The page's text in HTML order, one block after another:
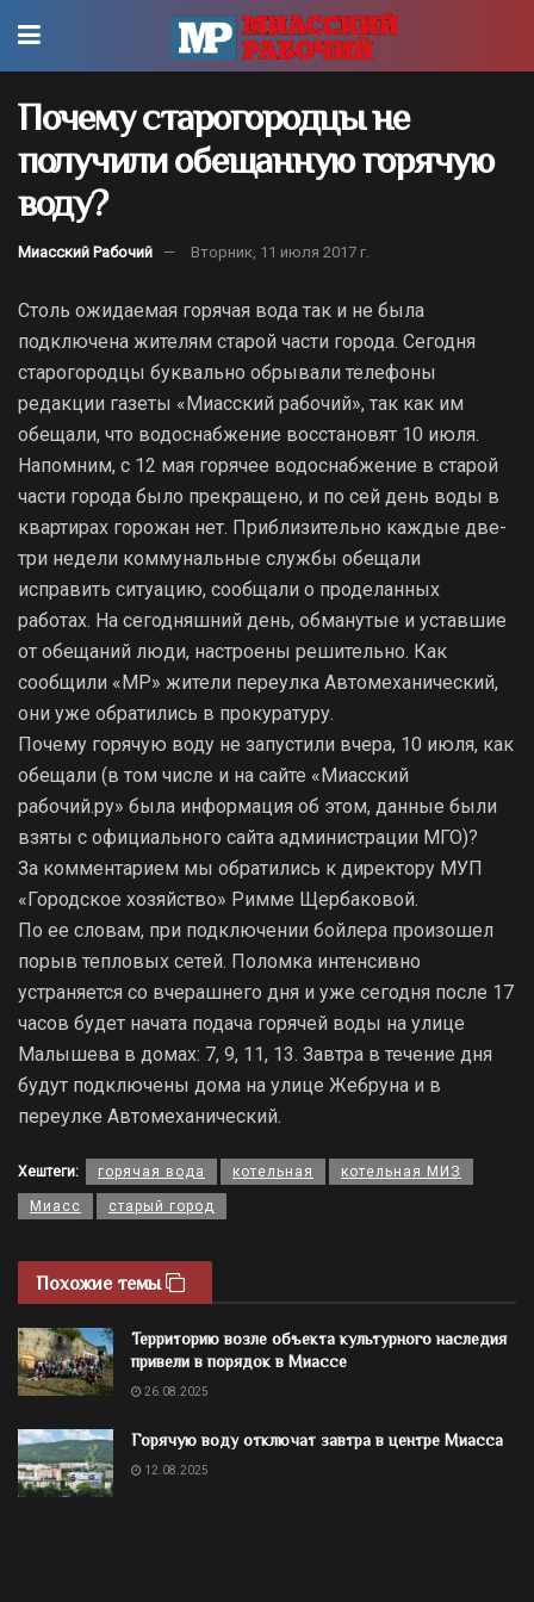
Почему старогородцы не
получили обещанную горячую
воду?
Миасский Рабочий Вторник, 11 июля 2017 г.
Столь ожидаемая горячая вода так и не была
подключена жителям старой части города. Сегодня
старогородцы буквально обрывали телефоны
редакции газеты «Миасский рабочий», так как им
обещали, что водоснабжение восстановят 10 июля.
Напомним, с 12 мая горячее водоснабжение в старой
части города было прекращено, и по сей день воды в
квартирах горожан нет. Приблизительно каждые две-
три недели коммунальные службы обещали
исправить ситуацию, сообщали о проделанных
работах. На сегодняшний день, обманутые и уставшие
от обещаний люди, настроены решительно. Как
сообщили «МР» жители переулка Автомеханический,
они уже обратились в прокуратуру.
Почему горячую воду не запустили вчера, 10 июля, как
обещали (в том числе и на сайте «Миасский
рабочий.ру» была информация об этом, данные были
взяты с официального сайта администрации МГО)?
За комментарием мы обратились к директору МУП
«Городское хозяйство» Римме Щербаковой.
По ее словам, при подключении бойлера произошел
порыв тепловых сетей. Поломка интенсивно
устраняется со вчерашнего дня и уже сегодня после 17
часов будет начата подача горячей воды на улице
Малышева в домах: 7, 9, 11, 13. Завтра в течение дня
будут подключены дома на улице Жебруна и в
переулке Автомеханический.
Хештеги: горячая вода котельная котельная МИЗ
Миасс старый город
Похожие темы
Территорию возле объекта культурного наследия
привели в порядок в Миассе
26.08.2025
Горячую воду отключат завтра в центре Миасса
12.08.2025